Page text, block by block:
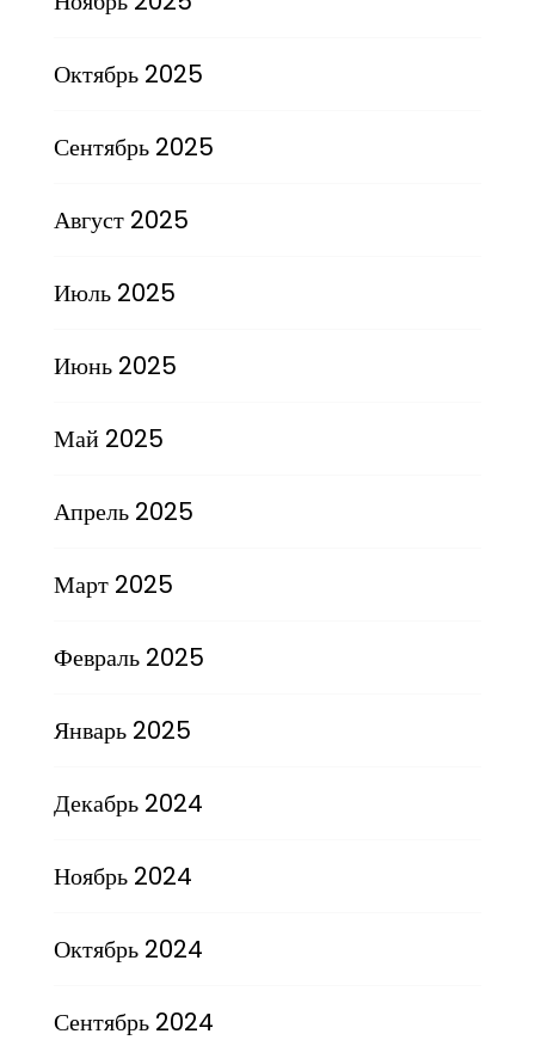
Октябрь 2025
Сентябрь 2025
Август 2025
Июль 2025
Июнь 2025
Май 2025
Апрель 2025
Март 2025
Февраль 2025
Январь 2025
Декабрь 2024
Ноябрь 2024
Октябрь 2024
Сентябрь 2024